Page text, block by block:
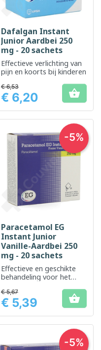
Dafalgan Instant
Junior Aardbei 250
mg - 20 sachets
Effectieve verlichting van
pijn en koorts bij kinderen
Prijs
€ 6,53
€ 6,20 
Paracetamol EG
Instant Junior
Vanille-Aardbei 250
mg - 20 sachets
Effectieve en geschikte
behandeling voor het
verlichten van pijn bij
jonge kinderen.
Prijs
€ 5,67
€ 5,39 
-5%
-5%